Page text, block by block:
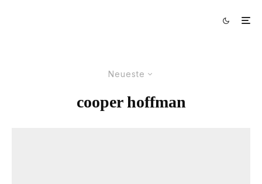
Neueste
cooper hoffman